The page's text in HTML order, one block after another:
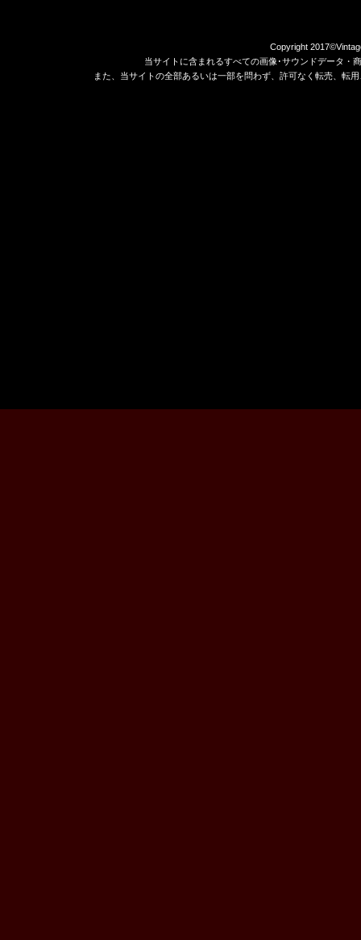
Copyright
当サイトに含まれるすべての画像･サウンドデータ・
また、当サイトの全部あるいは一部を問わず、許可なく転売、転